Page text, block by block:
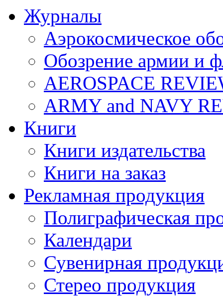
Журналы
Аэрокосмическое
Обозрение армии и
AEROSPACE
ARMY and NAVY
Книги
Книги издательства
Книги на заказ
Рекламная продукция
Полиграфическая
Календари
Сувенирная
Стерео продукция